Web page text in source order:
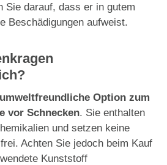
Sie darauf, dass er in gutem
Beschädigungen aufweist.
umweltfreundliche Option zum
vor Schnecken. Sie enthalten
und setzen keine
Achten Sie jedoch beim Kauf
Kunststoff